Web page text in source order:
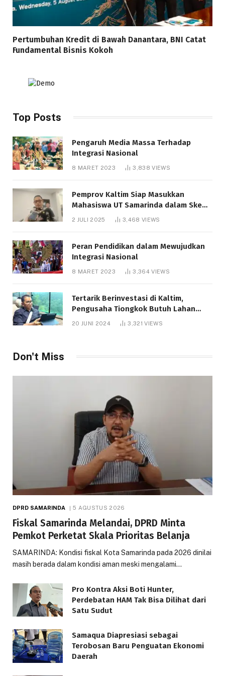
Pertumbuhan Kredit di Bawah Danantara, BNI Catat
Fundamental Bisnis Kokoh
Top Posts
Pengaruh Media Massa Terhadap
Integrasi Nasional
8 MARET 2023 3,838VIEWS
Pemprov Kaltim Siap Masukkan
Mahasiswa UT Samarinda dalam Skema
Bantuan Pendidikan Gratispol
2 JULI 2025 3,468 VIEWS
Peran Pendidikan dalam Mewujudkan
Integrasi Nasional
8 MARET 2023 3,364VIEWS
Tertarik Berinvestasi di Kaltim,
Pengusaha Tiongkok Butuh Lahan
1.000 Hektare
20 JUNI 2024 3,321VIEWS
Don't Miss
DPRD SAMARINDA 5 AGUSTUS 2026
Fiskal Samarinda Melandai, DPRD Minta
Pemkot Perketat Skala Prioritas Belanja
SAMARINDA: Kondisi fiskal Kota Samarinda pada 2026 dinilai
masih berada dalam kondisi aman meski mengalami…
Pro Kontra Aksi Boti Hunter,
Perdebatan HAM Tak Bisa Dilihat dari
Satu Sudut
Samaqua Diapresiasi sebagai
Terobosan Baru Penguatan Ekonomi
Daerah